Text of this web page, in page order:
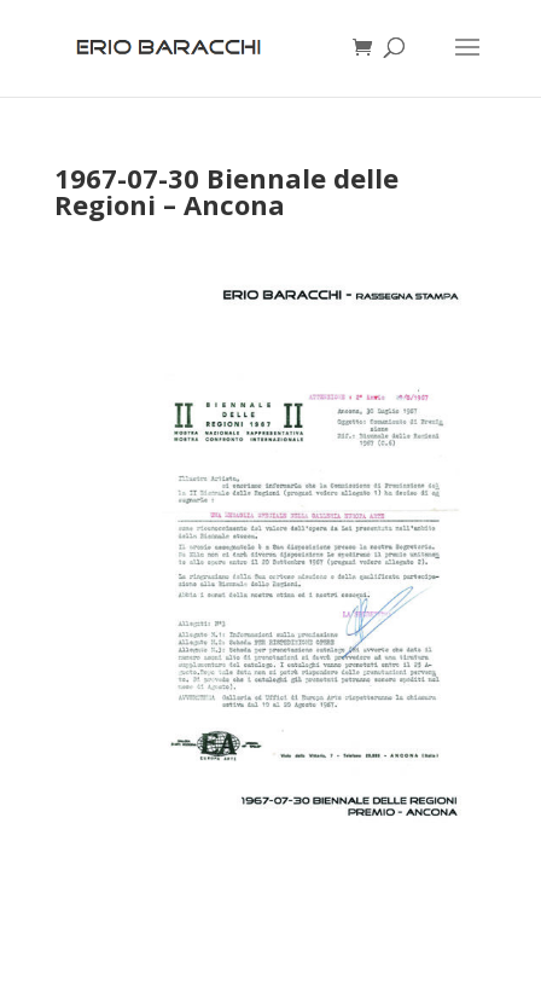
1967-07-30 Biennale delle
Regioni – Ancona